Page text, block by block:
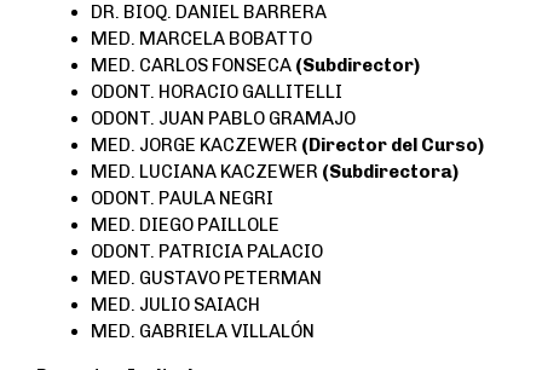
DR. BIOQ. DANIEL BARRERA
MED. MARCELA BOBATTO
MED. CARLOS FONSECA (Subdirector)
ODONT. HORACIO GALLITELLI
ODONT. JUAN PABLO GRAMAJO
MED. JORGE KACZEWER (Director del Curso)
MED. LUCIANA KACZEWER (Subdirectora)
ODONT. PAULA NEGRI
MED. DIEGO PAILLOLE
ODONT. PATRICIA PALACIO
MED. GUSTAVO PETERMAN
MED. JULIO SAIACH
MED. GABRIELA VILLALÓN